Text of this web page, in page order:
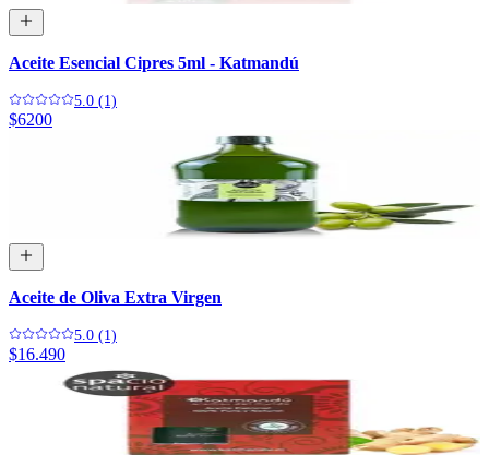
Aceite Esencial Cipres 5ml - Katmandú
5.0 (1)
$6200
Aceite de Oliva Extra Virgen
5.0 (1)
$16.490